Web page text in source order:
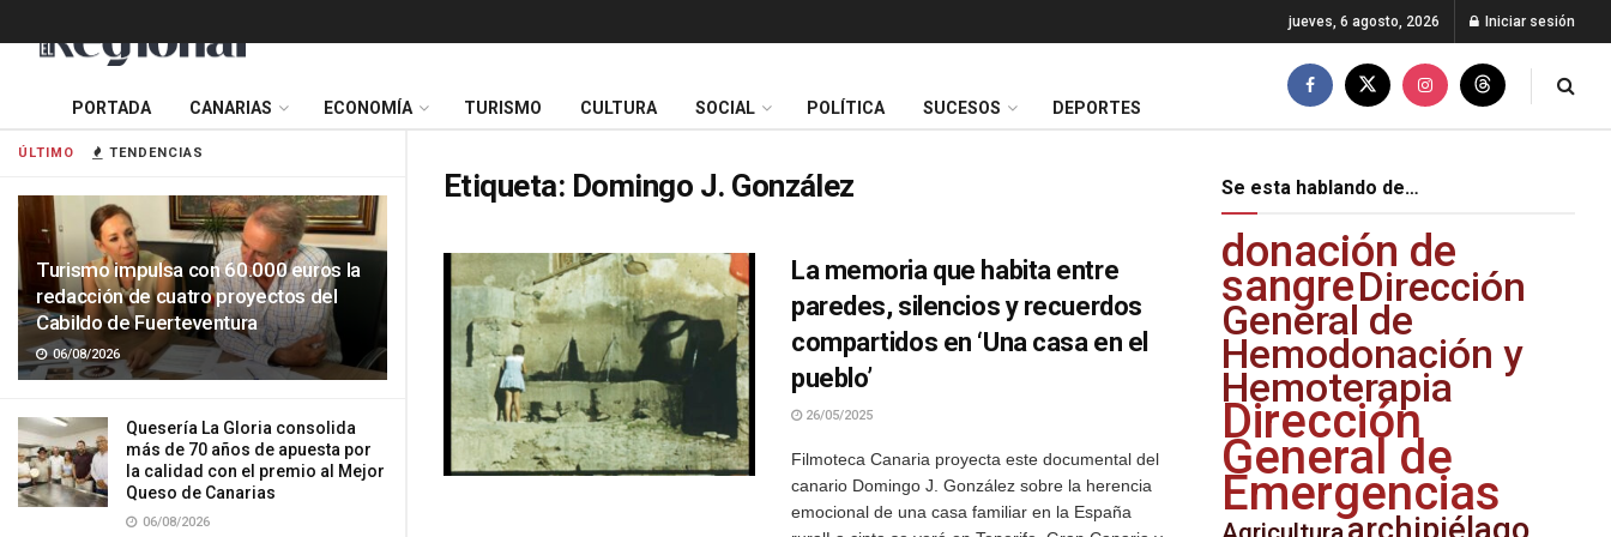
ÚLTIMO TENDENCIAS
Turismo impulsa con 60.000 euros la
redacción de cuatro proyectos del
Cabildo de Fuerteventura
06/08/2026
Quesería La Gloria consolida
más de 70 años de apuesta por
la calidad con el premio al Mejor
Queso de Canarias
06/08/2026
jueves, 6 agosto, 2026 Iniciar sesión
PORTADA CANARIAS ECONOMÍA TURISMO CULTURA SOCIAL POLÍTICA SUCESOS DEPORTES
Etiqueta: Domingo J. González
La memoria que habita entre
paredes, silencios y recuerdos
compartidos en ‘Una casa en el
pueblo’
26/05/2025
Filmoteca Canaria proyecta este documental del
canario Domingo J. González sobre la herencia
emocional de una casa familiar en la España
Se esta hablando de…
donación de
sangreDirección
General de
Hemodonación y
Hemoterapia
Dirección
General de
Emergencias